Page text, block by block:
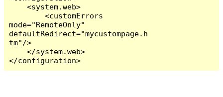
    <system.web>
        <customErrors
mode="RemoteOnly"
defaultRedirect="mycustompage.h
tm"/>
    </system.web>
</configuration>